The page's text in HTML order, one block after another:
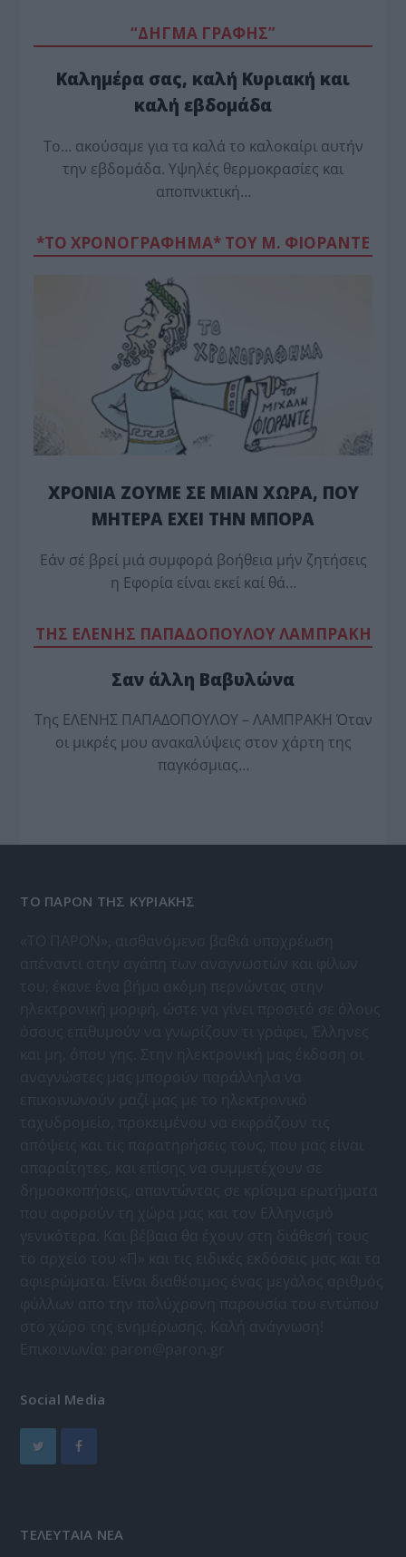
“ΔΗΓΜΑ ΓΡΑΦΗΣ”
Καλημέρα σας, καλή Κυριακή και
καλή εβδομάδα
Το… ακούσαμε για τα καλά το καλοκαίρι αυτήν
την εβδομάδα. Υψηλές θερμοκρασίες και
αποπνικτική…
*ΤΟ ΧΡΟΝΟΓΡΑΦΗΜΑ* ΤΟΥ Μ. ΦΙΟΡΆΝΤΕ
ΧΡΟΝΙΑ ΖΟΥΜΕ ΣΕ ΜΙΑΝ ΧΩΡΑ, ΠΟΥ
ΜΗΤΕΡΑ ΕΧΕΙ ΤΗΝ ΜΠΟΡΑ
Εάν σέ βρεί μιά συμφορά βοήθεια μήν ζητήσεις
η Εφορία είναι εκεί καί θά…
TΗΣ ΕΛΕΝΗΣ ΠΑΠΑΔΟΠΟΥΛΟΥ ΛΑΜΠΡΑΚΗ
Σαν άλλη Βαβυλώνα
Της ΕΛΕΝΗΣ ΠΑΠΑΔΟΠΟΥΛΟΥ – ΛΑΜΠΡΑΚΗ Όταν
οι μικρές μου ανακαλύψεις στον χάρτη της
παγκόσμιας…
ΤΟ ΠΑΡΟΝ ΤΗΣ ΚΥΡΙΑΚΗΣ
Social Media
ΤΕΛΕΥΤΑΙΑ ΝΕΑ